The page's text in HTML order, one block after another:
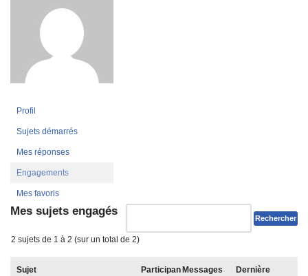
Profil
Sujets démarrés
Mes réponses
Engagements
Mes favoris
Mes sujets engagés
2 sujets de 1 à 2 (sur un total de 2)
Sujet
ParticipanMessages
Dernière